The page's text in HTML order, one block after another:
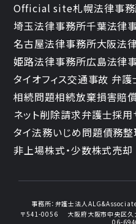
Official site札幌法律事
埼玉法律事務所千葉法律
名古屋法律事務所大阪法
姫路法律事務所広島法律
タイオフィス交通事故 弁護
相続問題相続放棄損害賠
ネット削除請求弁護士採用
タイ法務いじめ問題債務整
非上場株式・少数株式売却
事務所： 弁護士法人
〒541-0056
大阪府大阪市中央区
06-